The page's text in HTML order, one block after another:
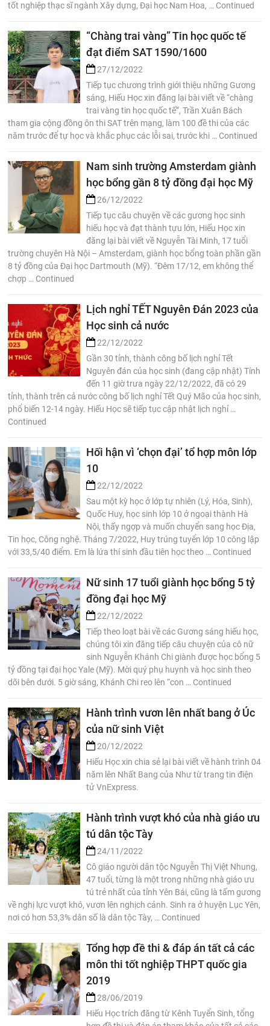
tốt nghiệp thạc sĩ ngành Xây dựng, Đại học Nam Hoa, … Continued
“Chàng trai vàng” Tin học quốc tế
đạt điểm SAT 1590/1600
27/12/2022
Tiếp tục chương trình giới thiệu những Gương
sáng, Hiếu Học xin đăng lại bài viết về “chàng
trai vàng tin học quốc tế”, Trần Xuân Bách
tham gia cộng đồng ôn thi SAT trên mạng, làm 100 đề thi của các
năm trước để tự học và khắc phục các lỗi sai, trước khi … Continued
Nam sinh trường Amsterdam giành
học bổng gần 8 tỷ đồng đại học Mỹ
26/12/2022
Tiếp tục câu chuyện về các gương học sinh
hiếu học và đạt thành tựu lớn, Hiếu Học xin
đăng lại bài viết về Nguyễn Tài Minh, 17 tuổi
trường chuyên Hà Nội – Amsterdam, giành học bổng toàn phần gần
8 tỷ đồng của Đại học Dartmouth (Mỹ). “Đêm 17/12, em không thể
chợp … Continued
Lịch nghỉ TẾT Nguyên Đán 2023 của
Học sinh cả nước
22/12/2022
Gần 30 tỉnh, thành công bố lịch nghỉ Tết
Nguyên đán của học sinh (đang cập nhật) Tính
đến 11 giờ trưa ngày 22/12/2022, đã có 29
tỉnh, thành trên cả nước công bố lịch nghỉ Tết Quý Mão của học sinh,
phổ biến 12-14 ngày. Hiếu Học sẽ tiếp tục cập nhật lịch nghỉ …
Continued
Hối hận vì ‘chọn đại’ tổ hợp môn lớp
10
22/12/2022
Sau một kỳ học ở lớp tự nhiên (Lý, Hóa, Sinh),
Quốc Huy, học sinh lớp 10 ở ngoại thành Hà
Nội, thấy ngợp và muốn chuyển sang học Địa,
Tin học, Công nghệ. Tháng 7/2022, Huy trúng tuyển lớp 10 công lập
với 33,5/40 điểm. Em là lứa thí sinh đầu tiên học theo … Continued
Nữ sinh 17 tuổi giành học bổng 5 tỷ
đồng đại học Mỹ
22/12/2022
Tiếp theo loạt bài về các Gương sáng hiếu học,
chúng tôi xin đăng tiếp câu chuyện của cô nữ
sinh Nguyễn Khánh Chi giành được học bổng 5
tỷ đồng tại đại học Yale (Mỹ). Mời quý phụ huynh và học sinh theo
dõi bên dưới. 5 giờ sáng, Khánh Chi reo lên “con … Continued
Hành trình vươn lên nhất bang ở Úc
của nữ sinh Việt
20/12/2022
Hiếu Học xin chia sẻ lại bài viết về hành trình 04
năm lên Nhất Bang của Như từ trang tin điện
tử VnExpress.
Hành trình vượt khó của nhà giáo ưu
tú dân tộc Tày
24/11/2022
Cô giáo người dân tộc Nguyễn Thị Việt Nhung,
47 tuổi, từng là một trong những nhà giáo ưu
tú trẻ nhất của tỉnh Yên Bái, cũng là tấm gương
về nghị lực vượt khó, vươn lên nghịch cảnh. Sinh ra ở huyện Lục Yên,
nơi có hơn 53,3% dân số là dân tộc Tày, … Continued
Tổng hợp đề thi & đáp án tất cả các
môn thi tốt nghiệp THPT quốc gia
2019
28/06/2019
Hiếu Học trích đăng từ Kênh Tuyển Sinh, tổng